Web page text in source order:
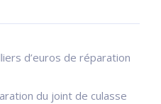
d’euros de réparation
du joint de culasse